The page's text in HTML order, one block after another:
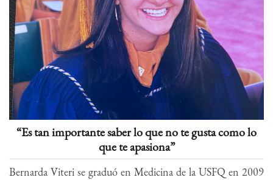
“Es tan importante saber lo que no te gusta como lo
que te apasiona”
Bernarda Viteri se graduó en Medicina de la USFQ en 2009